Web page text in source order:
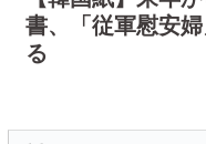
書、「従軍慰安
る